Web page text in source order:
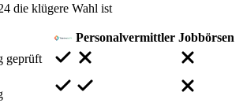
die klügere Wahl ist
Personalvermittler Jobbörsen
geprüft